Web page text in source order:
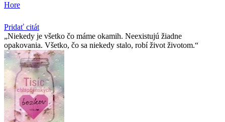
Hore
Pridať citát
Niekedy je všetko čo máme okamih. Neexistujú žiadne
opakovania. Všetko, čo sa niekedy stalo, robí život životom.